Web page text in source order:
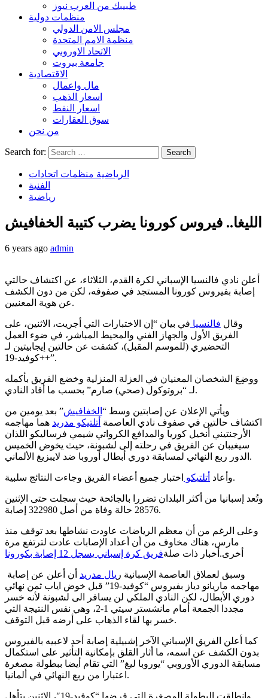
طبيبك من العرب نيوز
منظمات دولية
مجلس الامن الدولي
منظمة الامم المتحدة
الاتحاد الاوروبي
جامعة بيروت
الاقتصادية
مال واعمال
اسعار الذهب
اسعار النفط
سوق العقارات
من نحن
Search for:
الرياضية منظمات اتحادات
الفنية
رياضية
الليغا.. فيروس كورونا يضرب كتيبة الخفافيش
6 years ago admin
أعلن نادي فالنسيا الإسباني لكرة القدم، الثلاثاء، عن اكتشاف حالتي
إصابة بفيروس كورونا المستجد في صفوفه، لكن من دون الكشف
عن هوية المعنيين.
وقال فالنسيا في بيان “إن الاختبارات التي أجريت، الاثنين، على
الفريق الأول والجهاز الفني والمحيط المباشر، في ضوء العمل
التحضيري (للموسم المقبل)، كشفت عن حالتين إيجابيتين لـ
+كوفيد-19+”.
ووضِعَ الشخصان المعنيان في العزلة المنزلية وخضع الفريق بأكمله
لـ “بروتوكول (صحي) صارم” بحسب ما أفاد النادي.
ويأتي الإعلان عن إصابتين وسط “ الخفافيش” بعد يومين من
اكتشاف حالتين في صفوف نادي العاصمة أتلتيكو مدريد هما مهاجمه
الأرجنتيني أنخيل كوريا والمدافع الكرواتي شيمي فرساليكو اللذان
سيغيبان عن الفريق في رحلته إلى لشبونة، حيث يخوض الخميس
الدور ربع النهائي لمسابقة دوري أبطال أوروبا ضد لايبزيغ الألماني.
وأعاد أتلتيكو اختبار جميع أعضاء الفريق وجاءت النتائج سلبية.
وتُعد إسبانيا من أكثر البلدان تضررا بالجائحة حيث سجلت حتى الإثنين
28576 حالة وفاة من أصل 322980 إصابة.
وعلى الرغم من أن معظم الرياضات عاودت نشاطها بعد توقف منذ
مارس، هناك مخاوف من أن أعداد الإصابات عادت لترتفع مرة
أخرى.أخبار ذات صلةفريق كرة إسباني يسجل 12 إصابة بكورونا
وسبق لعملاق العاصمة الإسبانية ر يال مدريد أن أعلن عن إصابة
مهاجمه ماريانو دياز بفيروس “كوفيد-19” قبل خوض اياب ثمن نهائي
دوري الأبطال، لكن النادي الملكي لن يسافر الى لشبونة لأنه خسر
مجددا الجمعة أمام مانشستر سيتي 1-2، وهي نفس النتيجة التي
خسر بها لقاء الذهاب على أرضه قبل التوقف.
كما أعلن الفريق الإسباني الآخر إشبيلية إصابة أحد لاعبيه بالفيروس
بدون الكشف عن اسمه، ما أثار القلق بإمكانية التأثير على استكمال
مسابقة الدوري الأوروبي “يوروبا ليغ” التي تقام أيضا ببطولة مصغرة
اعتبارا من ربع النهائي في ألمانيا.
وانطلقت البطولة المصغرة التي فرضها “كوفيد-19″، الاثنين بتأهل